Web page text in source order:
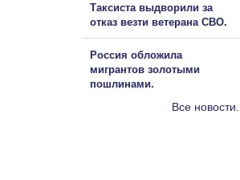
Таксиста выдворили за
отказ везти ветерана СВО.
Россия обложила
мигрантов золотыми
пошлинами.
Все новости...